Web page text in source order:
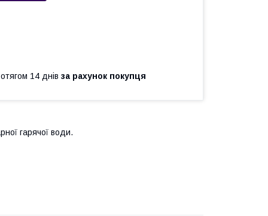
14 днів за рахунок покупця
гарячої води.